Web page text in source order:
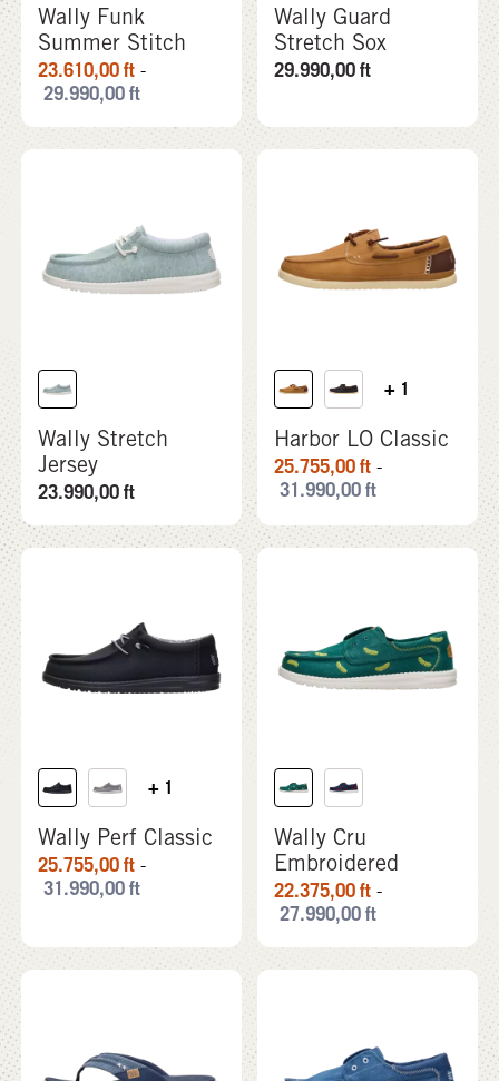
Wally Funk
Summer Stitch
23.610,00ft -
29.990,00ft
Wally Guard
Stretch Sox
29.990,00ft
Wally Stretch
Jersey
23.990,00ft
+ 1
Harbor LO Classic
25.755,00ft -
31.990,00ft
+ 1
Wally Perf Classic
25.755,00ft -
31.990,00ft
Wally Cru
Embroidered
22.375,00ft -
27.990,00ft